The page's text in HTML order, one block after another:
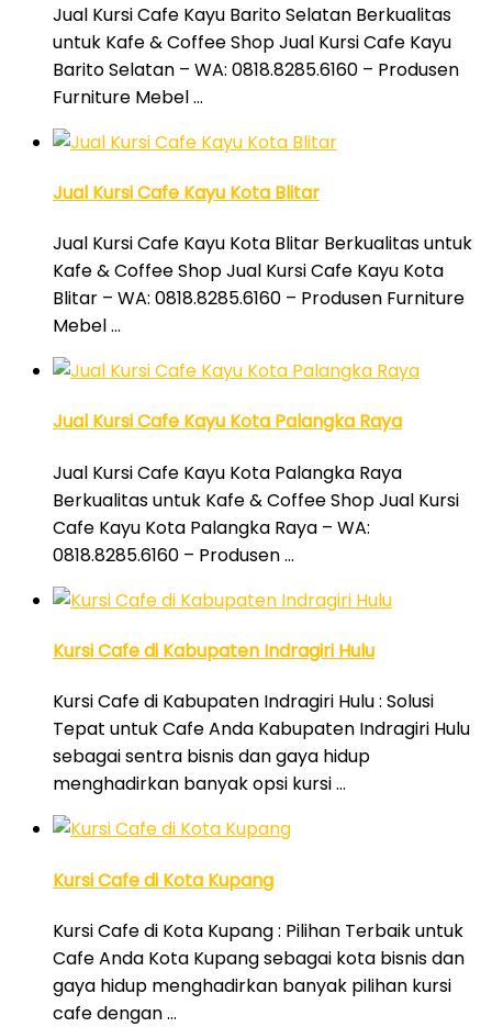
Jual Kursi Cafe Kayu Barito Selatan Berkualitas
untuk Kafe & Coffee Shop Jual Kursi Cafe Kayu
Barito Selatan – WA: 0818.8285.6160 – Produsen
Furniture Mebel …
Jual Kursi Cafe Kayu Kota Blitar
Jual Kursi Cafe Kayu Kota Blitar Berkualitas untuk
Kafe & Coffee Shop Jual Kursi Cafe Kayu Kota
Blitar – WA: 0818.8285.6160 – Produsen Furniture
Mebel …
Jual Kursi Cafe Kayu Kota Palangka Raya
Jual Kursi Cafe Kayu Kota Palangka Raya
Berkualitas untuk Kafe & Coffee Shop Jual Kursi
Cafe Kayu Kota Palangka Raya – WA:
0818.8285.6160 – Produsen …
Kursi Cafe di Kabupaten Indragiri Hulu
Kursi Cafe di Kabupaten Indragiri Hulu : Solusi
Tepat untuk Cafe Anda Kabupaten Indragiri Hulu
sebagai sentra bisnis dan gaya hidup
menghadirkan banyak opsi kursi …
Kursi Cafe di Kota Kupang
Kursi Cafe di Kota Kupang : Pilihan Terbaik untuk
Cafe Anda Kota Kupang sebagai kota bisnis dan
gaya hidup menghadirkan banyak pilihan kursi
cafe dengan …